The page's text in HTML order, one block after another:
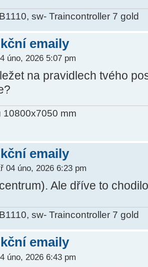
sw- Traincontroller 7 gold
emaily
úno, 2026 5:07 pm
na pravidlech tvého
10800x7050 mm
emaily
04 úno, 2026 6:23 pm
Ale dříve to
sw- Traincontroller 7 gold
emaily
úno, 2026 6:43 pm